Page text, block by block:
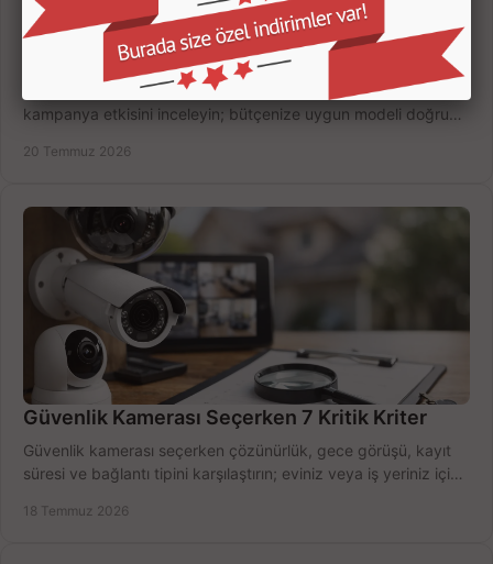
2026 laptop fiyat trendleri nasıl şekillenecek?
2026 laptop fiyat trendleri için kur, işlemci, yapay zeka ve
kampanya etkisini inceleyin; bütçenize uygun modeli doğru
20 Temmuz 2026
Güvenlik Kamerası Seçerken 7 Kritik Kriter
Güvenlik kamerası seçerken çözünürlük, gece görüşü, kayıt
süresi ve bağlantı tipini karşılaştırın; eviniz veya iş yeriniz için
18 Temmuz 2026